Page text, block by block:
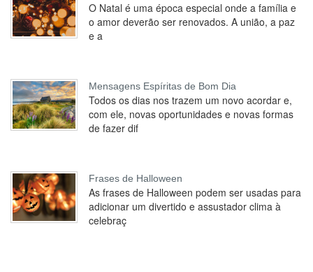
O Natal é uma época especial onde a família e
o amor deverão ser renovados. A união, a paz
e a
Mensagens Espíritas de Bom Dia
Todos os dias nos trazem um novo acordar e,
com ele, novas oportunidades e novas formas
de fazer dif
Frases de Halloween
As frases de Halloween podem ser usadas para
adicionar um divertido e assustador clima à
celebraç